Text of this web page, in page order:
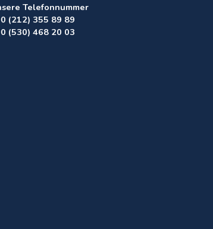
Telefonnummer
(212) 355 89 89
(530) 468 20 03